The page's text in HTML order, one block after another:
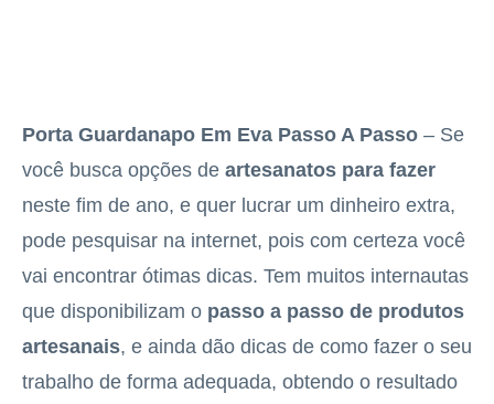
Porta Guardanapo Em Eva Passo A Passo – Se
você busca opções de artesanatos para fazer
neste fim de ano, e quer lucrar um dinheiro extra,
pode pesquisar na internet, pois com certeza você
vai encontrar ótimas dicas. Tem muitos internautas
que disponibilizam o passo a passo de produtos
artesanais, e ainda dão dicas de como fazer o seu
trabalho de forma adequada, obtendo o resultado